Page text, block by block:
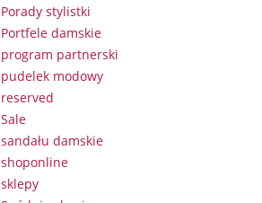
Porady stylistki
Portfele damskie
program partnerski
pudelek modowy
reserved
Sale
sandału damskie
shoponline
sklepy